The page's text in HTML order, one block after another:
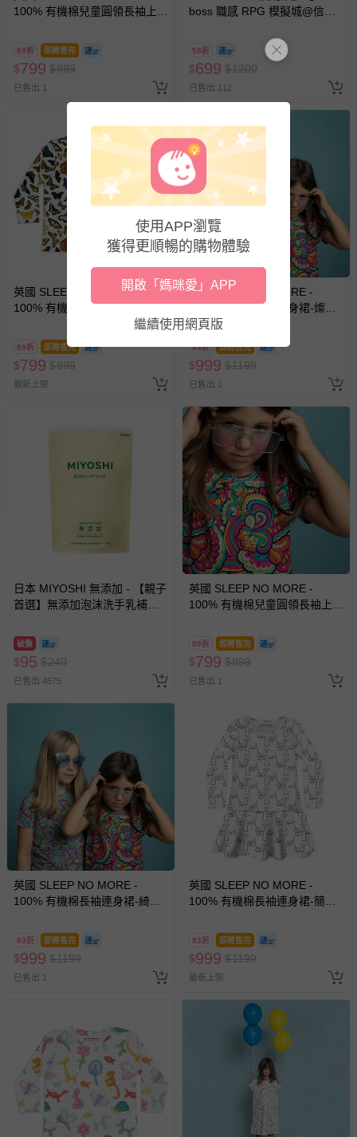
100% 有機棉兒童圓領長袖上
89折 即將售完
$799 $899
已售出 1
boss 職感 RPG 模擬城@信義
券，於展期現場憑訂單編號兌
換，依現場梯次安排入場，逾
期作廢) (兒童票(2歲以上)贈一
名陪伴成人)
58折
$699 $1200
已售出 112
英國 SLEEP NO MORE -
100% 有機棉兒童圓領長袖上
89折 即將售完
$799 $899
最新上架
英國 SLEEP NO MORE -
100% 有機棉長袖連身裙-燦爛
世界
83折 即將售完
$999 $1199
已售出 1
日本 MIYOSHI 無添加 - 【親子
首選】無添加泡沫洗手乳補充
破盤
$95 $240
已售出 4575
英國 SLEEP NO MORE -
100% 有機棉兒童圓領長袖上
89折 即將售完
$799 $899
已售出 1
英國 SLEEP NO MORE -
100% 有機棉長袖連身裙-綺麗
83折 即將售完
$999 $1199
已售出 1
英國 SLEEP NO MORE -
100% 有機棉長袖連身裙-簡筆
83折 即將售完
$999 $1199
最新上架
使用APP瀏覽
獲得更順暢的購物體驗
開啟「媽咪愛」APP
繼續使用網頁版